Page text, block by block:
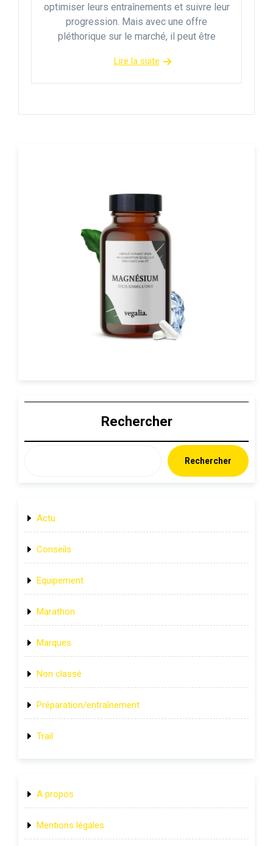
optimiser leurs entraînements et suivre leur
progression. Mais avec une offre
pléthorique sur le marché, il peut être
Lire la suite
Rechercher
Rechercher
Actu
Conseils
Equipement
Marathon
Marques
Non classé
Préparation/entraînement
Trail
A propos
Mentions légales